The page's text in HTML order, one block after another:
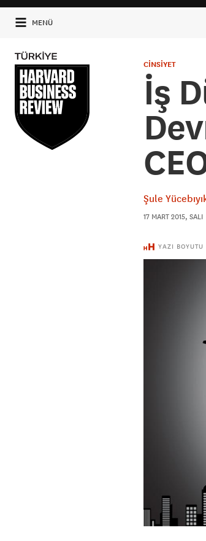
MENÜ
CİNSİYET
İş
Şule
17 MART 2015, SALI
YAZI BOYUTU